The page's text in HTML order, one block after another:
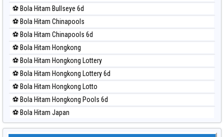
⚽ Bola Merah Nagoya
⚽ Bola Merah North Carolina Day
⚽ Bola Merah Pcso
⚽ Bola Merah Sao Paulo
⚽ Bola Merah Singapore
⚽ Bola Merah Sydney
⚽ Bola Merah Sydney Lottery
⚽ Bola Merah Sydney Lottery 6d
⚽ Bola Merah Sydney Lotto
⚽ Bola Hitam Bullseye 6d
⚽ Bola Hitam Chinapools
⚽ Bola Hitam Chinapools 6d
⚽ Bola Hitam Hongkong
⚽ Bola Hitam Hongkong Lottery
⚽ Bola Hitam Hongkong Lottery 6d
⚽ Bola Hitam Hongkong Lotto
⚽ Bola Hitam Hongkong Pools 6d
⚽ Bola Hitam Japan
⚽ Bola Hitam Japan 6d